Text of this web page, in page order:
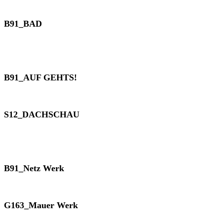
B91_BAD
B91_AUF GEHTS!
S12_DACHSCHAU
B91_Netz Werk
G163_Mauer Werk